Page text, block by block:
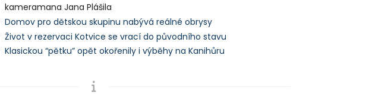
kameramana Jana Plášila
Domov pro dětskou skupinu nabývá reálné obrysy
Život v rezervaci Kotvice se vrací do původního stavu
Klasickou “pětku” opět okořenily i výběhy na Kanihůru